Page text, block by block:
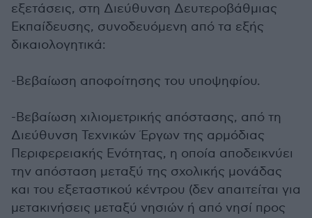
εξετάσεις, στη Διεύθυνση Δευτεροβάθμιας
Εκπαίδευσης, συνοδευόμενη από τα εξής
δικαιολογητικά:
-Βεβαίωση αποφοίτησης του υποψηφίου.
-Βεβαίωση χιλιομετρικής απόστασης, από τη
Διεύθυνση Τεχνικών Έργων της αρμόδιας
Περιφερειακής Ενότητας, η οποία αποδεικνύει
την απόσταση μεταξύ της σχολικής μονάδας
και του εξεταστικού κέντρου (δεν απαιτείται για
μετακινήσεις μεταξύ νησιών ή από νησί προς